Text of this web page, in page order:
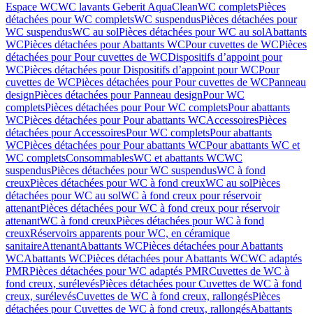
Espace WCWC lavants Geberit AquaCleanWC completsPièces
détachées pour WC completsWC suspendusPièces détachées pour
WC suspendusWC au solPièces détachées pour WC au solAbattants
WCPièces détachées pour Abattants WCPour cuvettes de WCPièces
détachées pour Pour cuvettes de WCDispositifs d’appoint pour
WCPièces détachées pour Dispositifs d’appoint pour WCPour
cuvettes de WCPièces détachées pour Pour cuvettes de WCPanneau
designPièces détachées pour Panneau designPour WC
completsPièces détachées pour Pour WC completsPour abattants
WCPièces détachées pour Pour abattants WCAccessoiresPièces
détachées pour AccessoiresPour WC completsPour abattants
WCPièces détachées pour Pour abattants WCPour abattants WC et
WC completsConsommablesWC et abattants WCWC
suspendusPièces détachées pour WC suspendusWC à fond
creuxPièces détachées pour WC à fond creuxWC au solPièces
détachées pour WC au solWC à fond creux pour réservoir
attenantPièces détachées pour WC à fond creux pour réservoir
attenantWC à fond creuxPièces détachées pour WC à fond
creuxRéservoirs apparents pour WC, en céramique
sanitaireAttenantAbattants WCPièces détachées pour Abattants
WCAbattants WCPièces détachées pour Abattants WCWC adaptés
PMRPièces détachées pour WC adaptés PMRCuvettes de WC à
fond creux, surélevésPièces détachées pour Cuvettes de WC à fond
creux, surélevésCuvettes de WC à fond creux, rallongésPièces
détachées pour Cuvettes de WC à fond creux, rallongésAbattants